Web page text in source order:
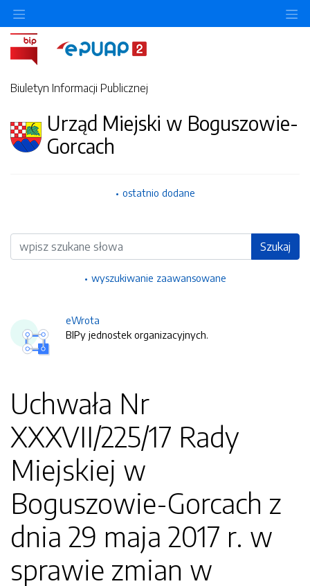
Biuletyn Informacji Publicznej
Urząd Miejski w Boguszowie-
Gorcach
ostatnio dodane
Wyszukiwarka Szukaj
wyszukiwanie zaawansowane
eWrota
BIPy jednostek organizacyjnych.
Uchwała Nr
XXXVII/225/17 Rady
Miejskiej w
Boguszowie-Gorcach z
dnia 29 maja 2017 r. w
sprawie zmian w